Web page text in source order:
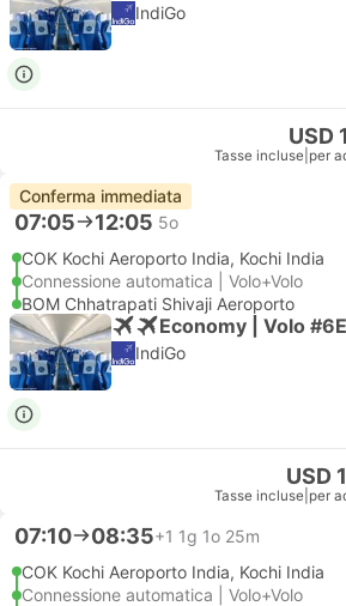
IndiGo
USD
Tasse incluse per
Conferma immediata
07:05 12:05 5o
COK Kochi Aeroporto India, Kochi India
Connessione automatica | Volo+Volo
BOM Chhatrapati Shivaji Aeroporto
Economy | Volo
IndiGo
USD
Tasse incluse per
07:10 08:35+1 1g 1o 25m
COK Kochi Aeroporto India, Kochi India
Connessione automatica | Volo+Volo